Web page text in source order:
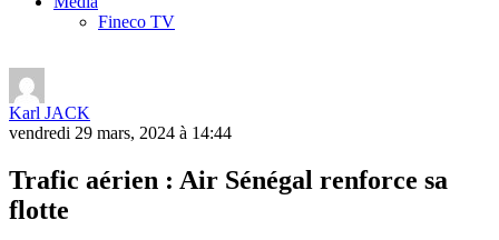
Fineco TV
Karl JACK
vendredi 29 mars, 2024 à 14:44
Trafic aérien : Air Sénégal renforce sa
flotte